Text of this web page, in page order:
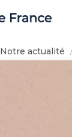
Notre actualité